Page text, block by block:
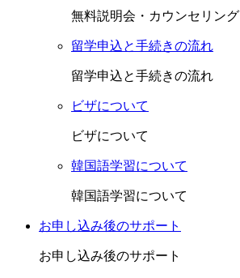
無料説明会・カウンセリング
留学申込と手続きの流れ
留学申込と手続きの流れ
ビザについて
ビザについて
韓国語学習について
韓国語学習について
お申し込み後のサポート
お申し込み後のサポート